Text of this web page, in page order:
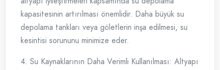
kapasitesinin artırılması önemlidir. Daha büyük su
depolama tankları veya göletlerin inşa edilmesi, su
kesintisi sorununu minimize eder.
4. Su Kaynaklarının Daha Verimli Kullanılması: Altyapı